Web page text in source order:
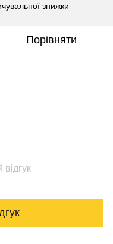
знижки
Порівняти